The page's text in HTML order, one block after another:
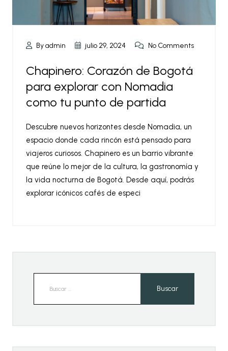
By admin julio 29, 2024 No Comments
Chapinero: Corazón de Bogotá
para explorar con Nomadia
como tu punto de partida
Descubre nuevos horizontes desde Nomadia, un
espacio donde cada rincón está pensado para
viajeros curiosos. Chapinero es un barrio vibrante
que reúne lo mejor de la cultura, la gastronomía y
la vida nocturna de Bogotá. Desde aquí, podrás
explorar icónicos cafés de especi